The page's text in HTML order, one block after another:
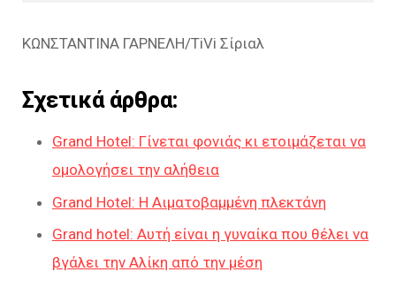
ΚΩΝΣΤΑΝΤΙΝΑ ΓΑΡΝΕΛΗ/TiVi Σίριαλ
Σχετικά άρθρα:
Grand Hotel: Γίνεται φονιάς κι ετοιμάζεται να
ομολογήσει την αλήθεια
Grand Hotel: Η Αιματοβαμμένη πλεκτάνη
Grand hotel: Αυτή είναι η γυναίκα που θέλει να
βγάλει την Αλίκη από την μέση